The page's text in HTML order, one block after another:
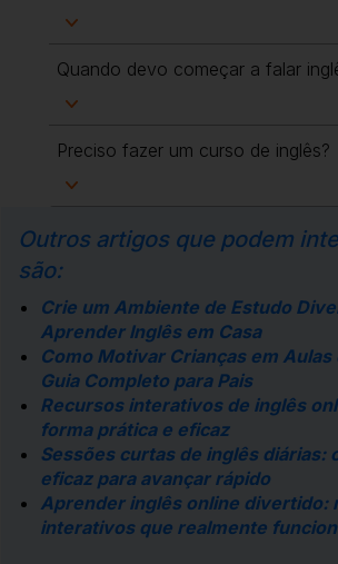
Quando devo começar a falar
Preciso fazer um curso de inglês?
Outros artigos que podem
são:
Crie um Ambiente de Estudo
Aprender Inglês em Casa
Como Motivar Crianças em Aulas
Guia Completo para Pais
Recursos interativos de inglês
forma prática e eficaz
Sessões curtas de inglês diárias:
eficaz para avançar rápido
Aprender inglês online divertido:
interativos que realmente